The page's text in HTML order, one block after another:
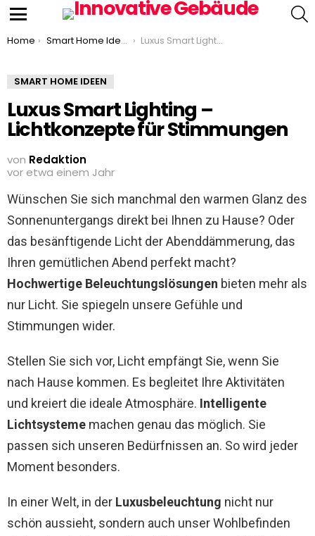
You are here:
Home Smart Home Ideen Luxus Smart Lighting – Lichtkonzepte für Stimmungen
SMART HOME IDEEN
Luxus Smart Lighting –
Lichtkonzepte für Stimmungen
von Redaktion
vor etwa einem Jahr
Wünschen Sie sich manchmal den warmen Glanz des
Sonnenuntergangs direkt bei Ihnen zu Hause? Oder
das besänftigende Licht der Abenddämmerung, das
Ihren gemütlichen Abend perfekt macht?
Hochwertige Beleuchtungslösungen bieten mehr als
nur Licht. Sie spiegeln unsere Gefühle und
Stimmungen wider.
Stellen Sie sich vor, Licht empfängt Sie, wenn Sie
nach Hause kommen. Es begleitet Ihre Aktivitäten
und kreiert die ideale Atmosphäre. Intelligente
Lichtsysteme machen genau das möglich. Sie
passen sich unseren Bedürfnissen an. So wird jeder
Moment besonders.
In einer Welt, in der Luxusbeleuchtung nicht nur
schön aussieht, sondern auch unser Wohlbefinden